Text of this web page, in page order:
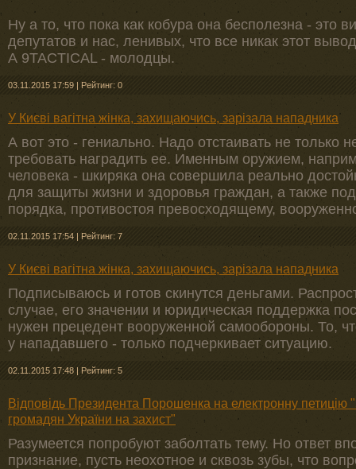
Ну а то, что пока как кобура она бесполезна - это
депутатов и нас, ленивых, что все никак этот
А 9TACTICAL - молодцы.
03.11.2015 17:59 | Рейтинг: 0
У Києві вагітна жінка, захищаючись, зарізала нападника
А вот это - гениально. Надо отстаивать не только
требовать наградить ее. Именным оружием,
человека - шкиряка она совершила реально
для защиты жизни и здоровья граждан, а также
порядка, противостоя превосходящему,
02.11.2015 17:54 | Рейтинг: 7
У Києві вагітна жінка, захищаючись, зарізала нападника
Подписываюсь и готов скинутся деньгами.
случае, его значении и юридическая поддержка
нужен прецедент вооруженной самообороны. То,
у нападавшего - только подчеркивает ситуацию.
02.11.2015 17:48| Рейтинг: 5
Відповідь Президента Порошенка на електронну петицію
громадян України на захист"
Разумеется попробуют заболтать тему. Но ответ
признание, пусть неохотное и сквозь зубы, что